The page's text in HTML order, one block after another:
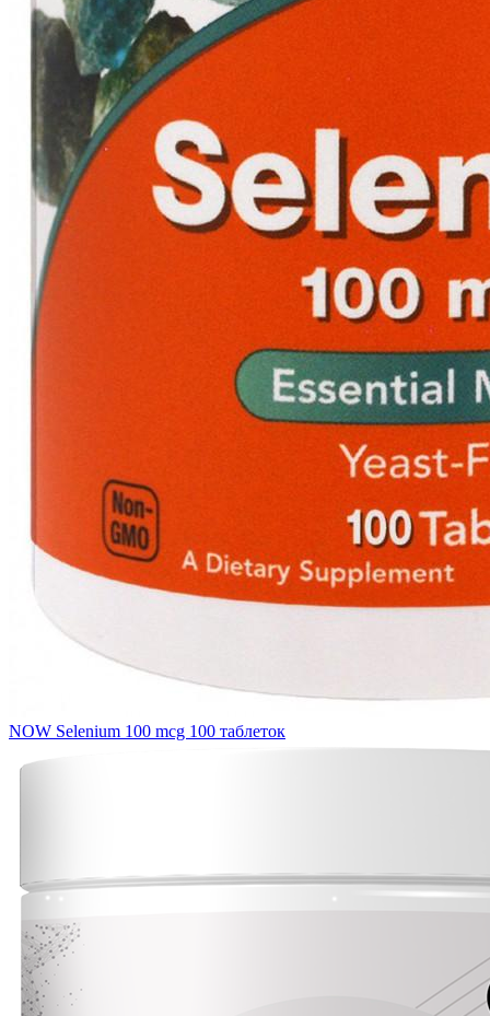
NOW Selenium 100 mcg 100 таблеток